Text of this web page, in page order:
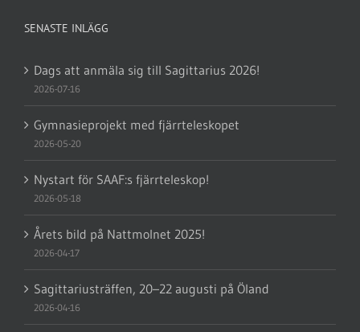
SENASTE INLÄGG
Dags att anmäla sig till Sagittarius 2026!
2026-07-16
Gymnasieprojekt med fjärrteleskopet
2026-05-20
Nystart för SAAF:s fjärrteleskop!
2026-05-18
Årets bild på Nattmolnet 2025!
2026-04-17
Sagittariusträffen, 20–22 augusti på Öland
2026-04-16